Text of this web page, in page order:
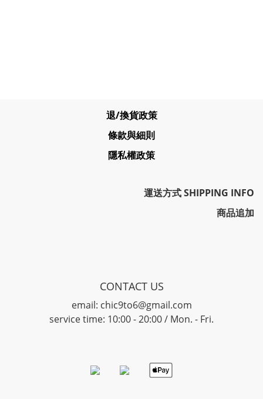
退/換貨政策
條款與細則
隱私權政策
運送方式 SHIPPING INFO
商品追加
CONTACT US
email: chic9to6@gmail.com
service time: 10:00 - 20:00 / Mon. - Fri.